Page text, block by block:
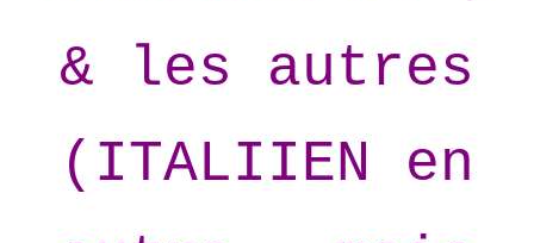
& les autres
(ITALIIEN en